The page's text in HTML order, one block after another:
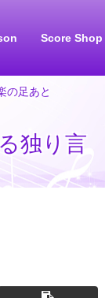
Score Shop
の足あと
独り言